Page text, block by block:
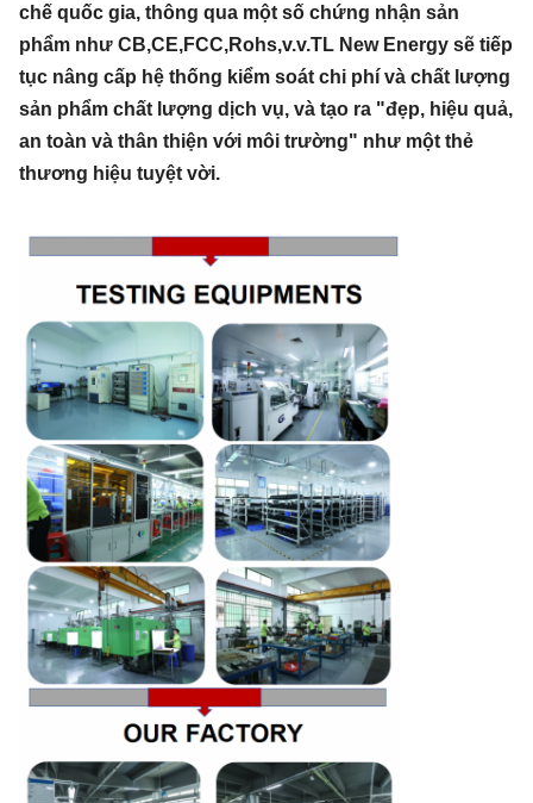
chế quốc gia, thông qua một số chứng nhận sản
phẩm như CB,CE,FCC,Rohs,v.v.TL New Energy sẽ tiếp
tục nâng cấp hệ thống kiểm soát chi phí và chất lượng
sản phẩm chất lượng dịch vụ, và tạo ra "đẹp, hiệu quả,
an toàn và thân thiện với môi trường" như một thẻ
thương hiệu tuyệt vời.